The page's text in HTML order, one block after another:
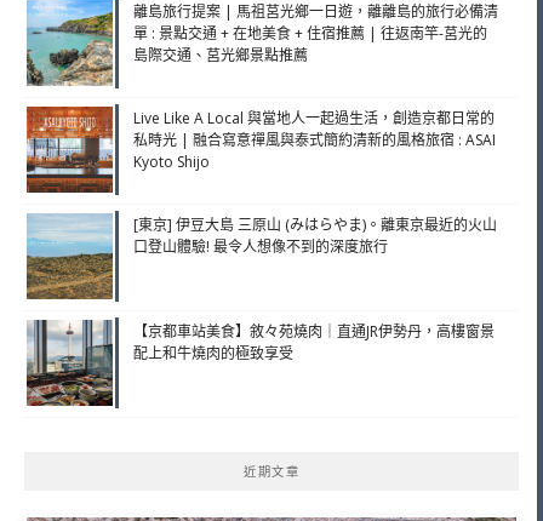
離島旅行提案 | 馬祖莒光鄉一日遊，離離島的旅行必備清
單 : 景點交通 + 在地美食 + 住宿推薦 | 往返南竿-莒光的
島際交通、莒光鄉景點推薦
Live Like A Local 與當地人一起過生活，創造京都日常的
私時光 | 融合寫意禪風與泰式簡約清新的風格旅宿 : ASAI
Kyoto Shijo
[東京] 伊豆大島 三原山 (みはらやま)。離東京最近的火山
口登山體驗! 最令人想像不到的深度旅行
【京都車站美食】敘々苑燒肉｜直通JR伊勢丹，高樓窗景
配上和牛燒肉的極致享受
近期文章